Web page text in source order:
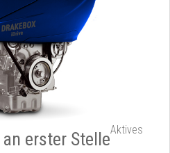
erster StelleAktives